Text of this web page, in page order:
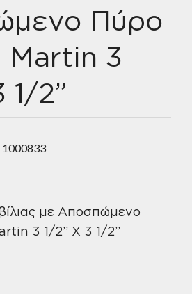
Πύρο
Martin 3
1/2”
1000833
με Αποσπώμενο
3 1/2” Χ 3 1/2”